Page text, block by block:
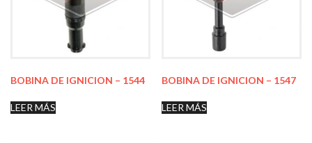
BOBINA DE IGNICION – 1544
LEER MÁS
BOBINA DE IGNICION – 1547
LEER MÁS